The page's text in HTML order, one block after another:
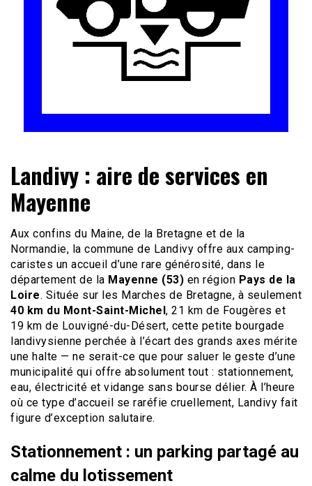
Camping-car Travel
Landivy : aire de services en
Mayenne
Aux confins du Maine, de la Bretagne et de la
Normandie, la commune de Landivy offre aux camping-
caristes un accueil d’une rare générosité, dans le
département de la Mayenne (53) en région Pays de la
Loire. Située sur les Marches de Bretagne, à seulement
40 km du Mont-Saint-Michel, 21 km de Fougères et
19 km de Louvigné-du-Désert, cette petite bourgade
landivysienne perchée à l’écart des grands axes mérite
une halte — ne serait-ce que pour saluer le geste d’une
municipalité qui offre absolument tout : stationnement,
eau, électricité et vidange sans bourse délier. À l’heure
où ce type d’accueil se raréfie cruellement, Landivy fait
figure d’exception salutaire.
Stationnement : un parking partagé au
calme du lotissement